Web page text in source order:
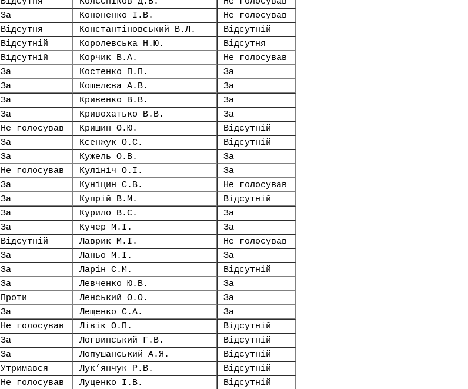
За Кононенко І.В.
Не голосував
Відсутня Константіновський В.Л.
Відсутній
Відсутній Королевська Н.Ю.
Відсутня
Відсутній Корчик В.А.
Не голосував
За Костенко П.П.
За
За Кошелєва А.В.
За
За Кривенко В.В.
За
За Кривохатько В.В.
За
Не голосував Кришин О.Ю.
Відсутній
За Ксенжук О.С.
Відсутній
За Кужель О.В.
За
Не голосував Кулініч О.І.
За
За Куніцин С.В.
Не голосував
За Купрій В.М.
Відсутній
За Курило В.С.
За
За Кучер М.І.
За
Відсутній Лаврик М.І.
Не голосував
За Ланьо М.І.
За
За Ларін С.М.
Відсутній
За Левченко Ю.В.
За
Проти Ленський О.О.
За
За Лещенко С.А.
За
Не голосував Лівік О.П.
Відсутній
За Логвинський Г.В.
Відсутній
За Лопушанський А.Я.
Відсутній
Утримався Лук’янчук Р.В.
Відсутній
Не голосував Луценко І.В.
Відсутній